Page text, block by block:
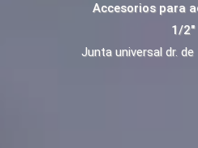
Accesorios para
1/2"
Junta universal dr. de